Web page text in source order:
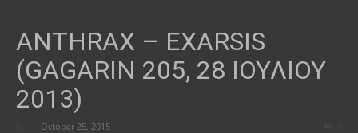
ANTHRAX – EXARSIS
(GAGARIN 205, 28 ΙΟΥΛΙΟΥ
2013)
October 25, 2015